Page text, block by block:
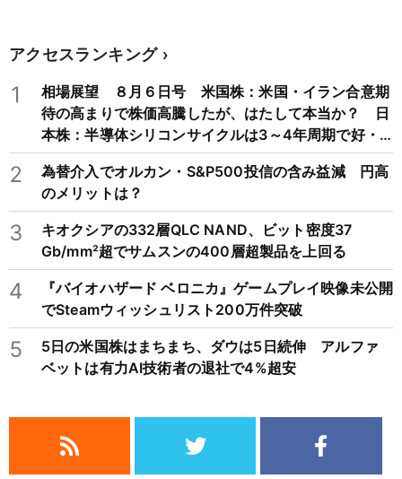
アクセスランキング
1
相場展望 ８月６日号 米国株：米国・イラン合意期
待の高まりで株価高騰したが、はたして本当か？ 日
本株：半導体シリコンサイクルは3～4年周期で好・
不況を繰り返すため注意
2
為替介入でオルカン・S&P500投信の含み益減 円高
のメリットは？
3
キオクシアの332層QLC NAND、ビット密度37
Gb/mm²超でサムスンの400層超製品を上回る
4
『バイオハザード ベロニカ』ゲームプレイ映像未公開
でSteamウィッシュリスト200万件突破
5
5日の米国株はまちまち、ダウは5日続伸 アルファ
ベットは有力AI技術者の退社で4%超安